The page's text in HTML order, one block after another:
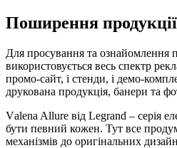
Поширення продукції
Для просування та ознайомлення
використовується весь спектр
промо-сайт, і стенди, і демо-
друкована продукція, банери та
Vаlena Allure від Legrand – серія
бути певний кожен. Тут все
механізмів до оригінальних